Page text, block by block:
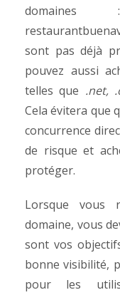
domaines
sont pas déjà
pouvez aussi
telles que .net,
Cela évitera que
concurrence
de risque et
protéger.
Lorsque vous
domaine, vous
sont vos
bonne visibilité,
pour les